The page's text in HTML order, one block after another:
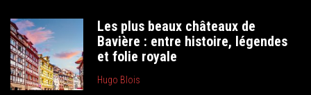
Les plus beaux châteaux de
Bavière : entre histoire, légendes
et folie royale
Hugo Blois